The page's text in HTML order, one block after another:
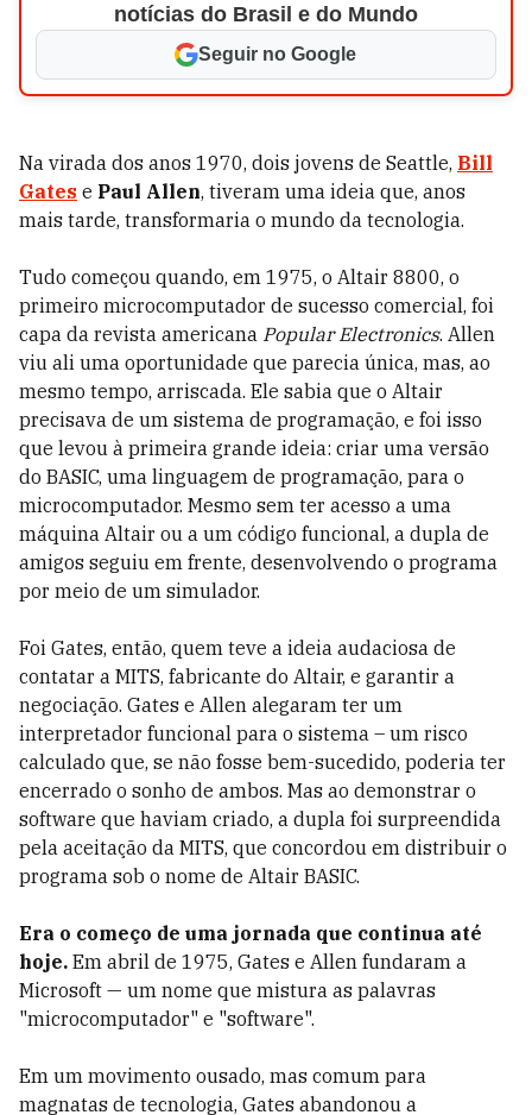
notícias do Brasil e do Mundo
Seguir no Google
Na virada dos anos 1970, dois jovens de Seattle, Bill
Gates e Paul Allen, tiveram uma ideia que, anos
mais tarde, transformaria o mundo da tecnologia.
Tudo começou quando, em 1975, o Altair 8800, o
primeiro microcomputador de sucesso comercial, foi
capa da revista americana Popular Electronics. Allen
viu ali uma oportunidade que parecia única, mas, ao
mesmo tempo, arriscada. Ele sabia que o Altair
precisava de um sistema de programação, e foi isso
que levou à primeira grande ideia: criar uma versão
do BASIC, uma linguagem de programação, para o
microcomputador. Mesmo sem ter acesso a uma
máquina Altair ou a um código funcional, a dupla de
amigos seguiu em frente, desenvolvendo o programa
por meio de um simulador.
Foi Gates, então, quem teve a ideia audaciosa de
contatar a MITS, fabricante do Altair, e garantir a
negociação. Gates e Allen alegaram ter um
interpretador funcional para o sistema – um risco
calculado que, se não fosse bem-sucedido, poderia ter
encerrado o sonho de ambos. Mas ao demonstrar o
software que haviam criado, a dupla foi surpreendida
pela aceitação da MITS, que concordou em distribuir o
programa sob o nome de Altair BASIC.
Era o começo de uma jornada que continua até
hoje. Em abril de 1975, Gates e Allen fundaram a
Microsoft — um nome que mistura as palavras
"microcomputador" e "software".
Em um movimento ousado, mas comum para
magnatas de tecnologia, Gates abandonou a